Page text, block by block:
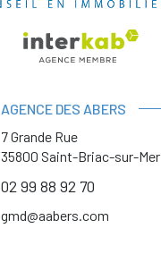
AGENCE DES ABERS
7 Grande Rue
35800 Saint-Briac-sur-Mer
02 99 88 92 70
gmd@aabers.com